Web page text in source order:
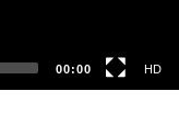
00:00 HD